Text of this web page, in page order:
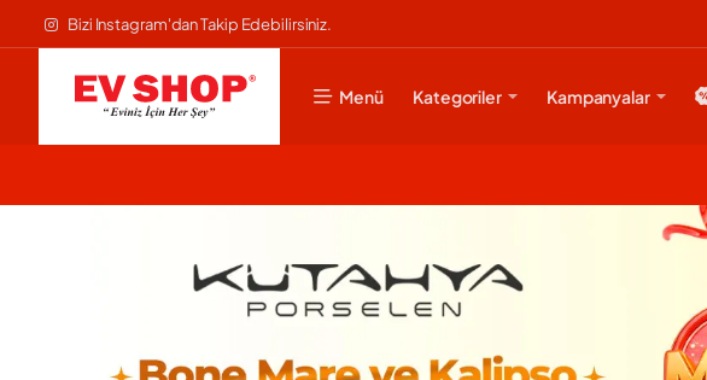
Evshop
Bizi Instagram'dan Takip Edebilirsiniz.
Menü Kategoriler Kampanyalar